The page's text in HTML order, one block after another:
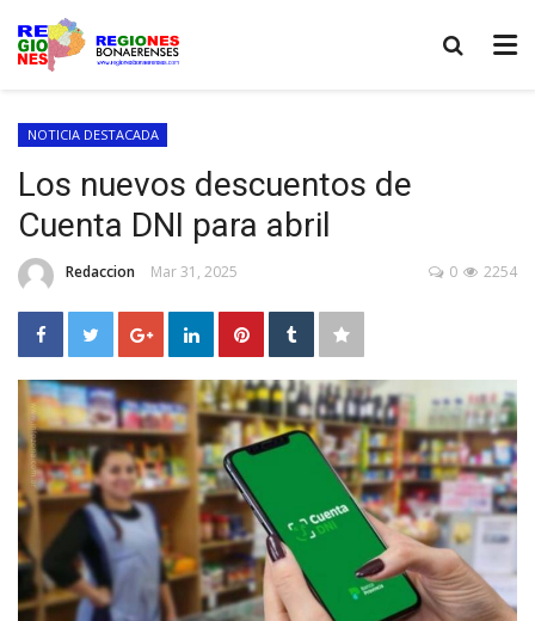
NOTICIA DESTACADA
Los nuevos descuentos de
Cuenta DNI para abril
Redaccion Mar 31, 2025 2254
0